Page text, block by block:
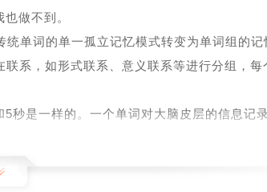
做不到。
单词的单一孤立记忆模式转变为单词组的记
系，如形式联系、意义联系等进行分组，每
秒是一样的。一个单词对大脑皮层的信息记